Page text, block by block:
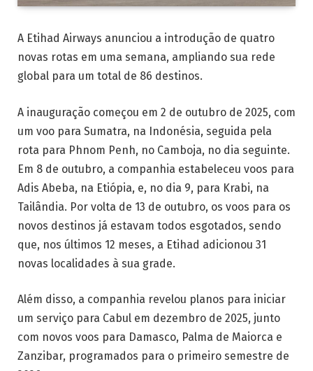
A Etihad Airways anunciou a introdução de quatro
novas rotas em uma semana, ampliando sua rede
global para um total de 86 destinos.
A inauguração começou em 2 de outubro de 2025, com
um voo para Sumatra, na Indonésia, seguida pela
rota para Phnom Penh, no Camboja, no dia seguinte.
Em 8 de outubro, a companhia estabeleceu voos para
Adis Abeba, na Etiópia, e, no dia 9, para Krabi, na
Tailândia. Por volta de 13 de outubro, os voos para os
novos destinos já estavam todos esgotados, sendo
que, nos últimos 12 meses, a Etihad adicionou 31
novas localidades à sua grade.
Além disso, a companhia revelou planos para iniciar
um serviço para Cabul em dezembro de 2025, junto
com novos voos para Damasco, Palma de Maiorca e
Zanzibar, programados para o primeiro semestre de